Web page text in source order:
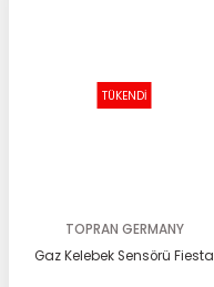
TÜKENDİ
TOPRAN GERMANY
Gaz Kelebek Sensörü Fiesta